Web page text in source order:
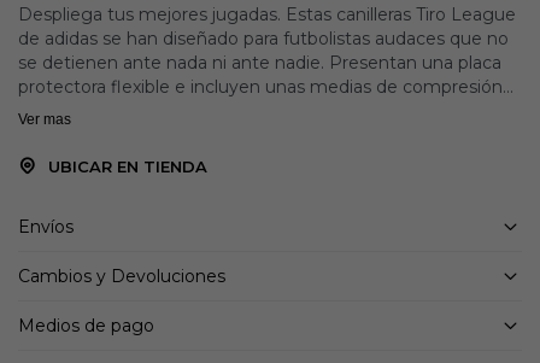
Despliega tus mejores jugadas. Estas canilleras Tiro League
de adidas se han diseñado para futbolistas audaces que no
se detienen ante nada ni ante nadie. Presentan una placa
protectora flexible e incluyen unas medias de compresión
que te garantizan un ajuste cómodo y seguro. El refuerzo
demuestras quién manda en el campo.
Exterior: 100% resina moldeada por inyección
Placa protectora flexible
Ver mas
UBICAR EN TIENDA
Envíos
Cambios y Devoluciones
Medios de pago